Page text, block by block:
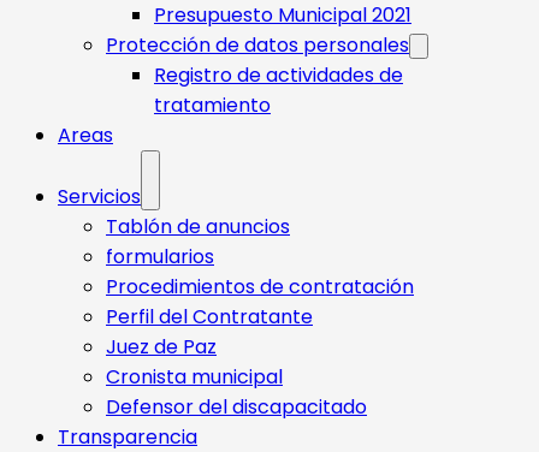
Presupuesto Municipal 2021
Protección de datos personales
Registro de actividades de
tratamiento
Areas
Servicios
Tablón de anuncios
formularios
Procedimientos de contratación
Perfil del Contratante
Juez de Paz
Cronista municipal
Defensor del discapacitado
Transparencia